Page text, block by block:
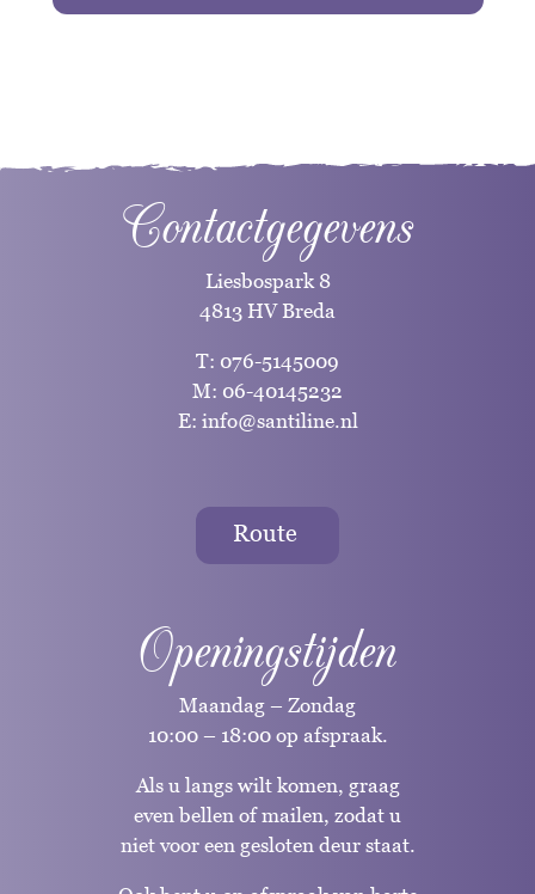
Contactgegevens
Liesbospark 8
4813 HV Breda
T: 076-5145009
M: 06-40145232
E: info@santiline.nl
Route
Openingstijden
Maandag – Zondag
10:00 – 18:00 op afspraak.
Als u langs wilt komen, graag
even bellen of mailen, zodat u
niet voor een gesloten deur staat.